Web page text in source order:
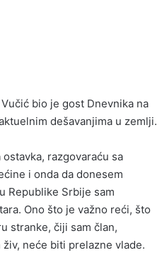
bio je gost Dnevnika na
dešavanjima u zemlji.
razgovaraću sa
i onda da donesem
Republike Srbije sam
Ono što je važno reći, što
stranke, čiji sam član,
neće biti prelazne vlade.